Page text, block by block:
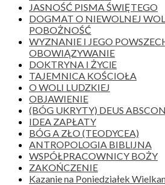
JASNOŚĆ PISMA ŚWIĘTEGO
DOGMAT O NIEWOLNEJ
POBOŻNOŚĆ
WYZNANIE I JEGO
OBOWIĄZYWANIE
DOKTRYNA I ŻYClE
TAJEMNICA KOŚCIOŁA
O WOLI LUDZKIEJ
OBJAWIENIE
(BÓG UKRYTY) DEUS
IDEA ZAPŁATY
BÓG A ZŁO (TEODYCEA)
ANTROPOLOGIA BIBLIJNA
WSPÓŁPRACOWNICY BOŻY
ZAKOŃCZENIE
Kazanie na Poniedziałek